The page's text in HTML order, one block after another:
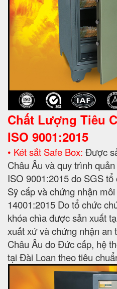
Chất Lượng Tiêu
ISO 9001:2015
• Két sắt Safe Box: Được
Châu Âu và quy trình
ISO 9001:2015 do SGS
Sỹ cấp và chứng nhận
14001:2015 Do tổ chức
khóa chìa được sản xuất
xuất xứ và chứng nhận an
Châu Âu do Đức cấp, hệ
tại Đài Loan theo tiêu